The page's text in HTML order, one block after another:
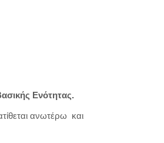
Ενότητας.
ανωτέρω και